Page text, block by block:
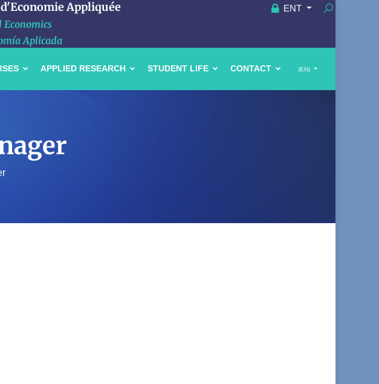
Appliquée
Aplicada
ENT
(EN)
APPLIED RESEARCH STUDENT LIFE CONTACT